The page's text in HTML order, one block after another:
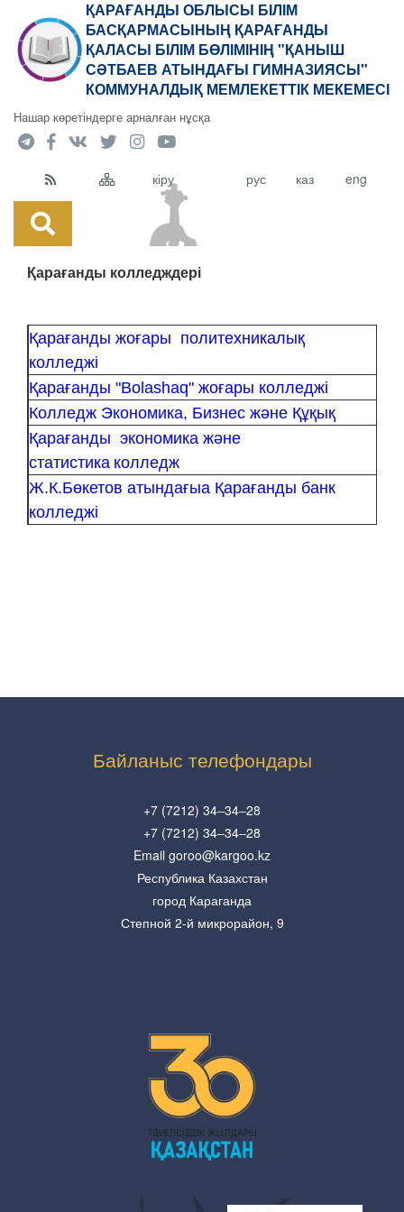
ҚАРАҒАНДЫ ОБЛЫСЫ БІЛІМ
БАСҚАРМАСЫНЫҢ ҚАРАҒАНДЫ
ҚАЛАСЫ БІЛІМ БӨЛІМІНІҢ "ҚАНЫШ
СӘТБАЕВ АТЫНДАҒЫ ГИМНАЗИЯСЫ"
КОММУНАЛДЫҚ МЕМЛЕКЕТТІК МЕКЕМЕСІ
Нашар көретіндерге арналған нұсқа
кіру рус каз eng
Қарағанды колледждері
Қарағанды жоғары политехникалық
колледжі
Қарағанды "Bolashaq" жоғары колледжі
Колледж Экономика, Бизнес және Құқық
Қарағанды экономика және
статистика колледж
Ж.К.Бөкетов атындағыа Қарағанды банк
колледжі
Байланыс телефондары
+7 (7212) 34–34–28
+7 (7212) 34–34–28
Email goroo@kargoo.kz
Республика Казахстан
город Караганда
Степной 2-й микрорайон, 9